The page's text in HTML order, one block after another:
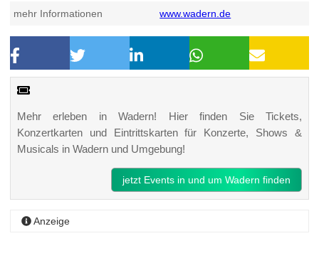
mehr Informationen www.wadern.de
Mehr erleben in Wadern! Hier finden Sie Tickets,
Konzertkarten und Eintrittskarten für Konzerte, Shows &
Musicals in Wadern und Umgebung!
jetzt Events in und um Wadern finden
Anzeige